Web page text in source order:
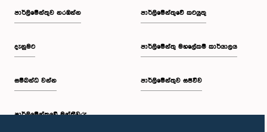
පාර්ලි‌මේන්තුව නරඹන්න
දැනුමට
සම්බන්ධ වන්න
පාර්ලි‌මේන්තුවේ මන්ත්‍රීවරු
පාර්ලිමේන්තුවේ කටයුතු
පාර්ලිමේන්තු මහලේකම් කාර්යාලය
පාර්ලිමේන්තුව සජීවීව